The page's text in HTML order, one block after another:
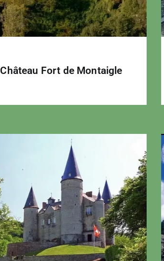
Château Fort de Montaigle